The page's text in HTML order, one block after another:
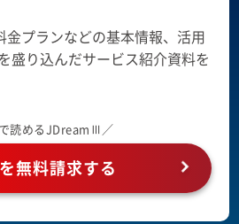
プランなどの基本情報、活用
盛り込んだサービス紹介資料を
読めるJDreamⅢ／
無料請求する